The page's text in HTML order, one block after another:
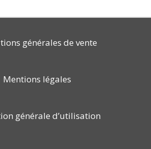
générales de vente
Mentions légales
générale d’utilisation